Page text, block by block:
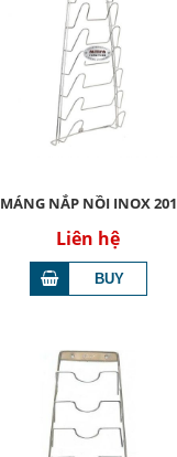
MÁNG NẮP NỒI INOX 201
Liên hệ